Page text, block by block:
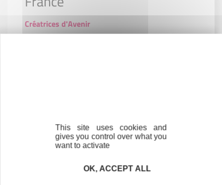
Créatrices d'Avenir
Cliquez ici
This site uses cookies and
gives you control over what you
want to activate
OK, ACCEPT ALL